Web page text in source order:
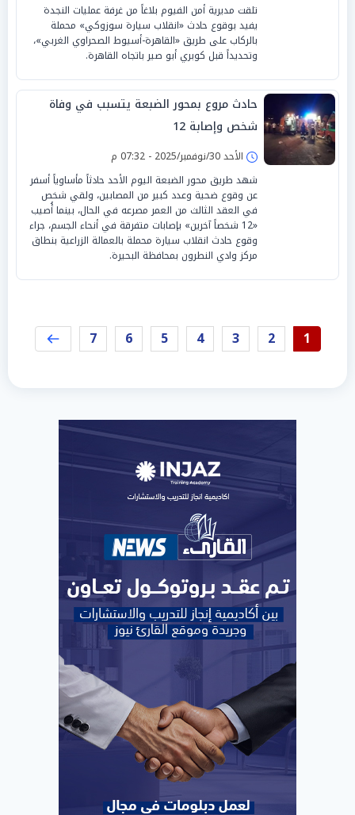
تلقت مديرية أمن الفيوم بلاغاً من غرفة عمليات النجدة
يفيد بوقوع حادث «انقلاب سيارة سوزوكي» محملة
بالركاب على طريق «القاهرة-أسيوط الصحراوي الغربي»،
وتحديداً قبل كوبري أبو صير باتجاه القاهرة.
حادث مروع بمحور الضبعة يتسبب في وفاة
شخص وإصابة 12
الأحد 30/نوفمبر/2025 - 07:32 م
شهد طريق محور الضبعة اليوم الأحد حادثاً مأساوياً أسفر
عن وقوع ضحية وعدد كبير من المصابين، ولقي شخص
في العقد الثالث من العمر مصرعه في الحال، بينما أُصيب
«12 شخصاً آخرين» بإصابات متفرقة في أنحاء الجسم، جراء
وقوع حادث انقلاب سيارة محملة بالعمالة الزراعية بنطاق
مركز وادي النطرون بمحافظة البحيرة.
1
2
3
4
5
6
7